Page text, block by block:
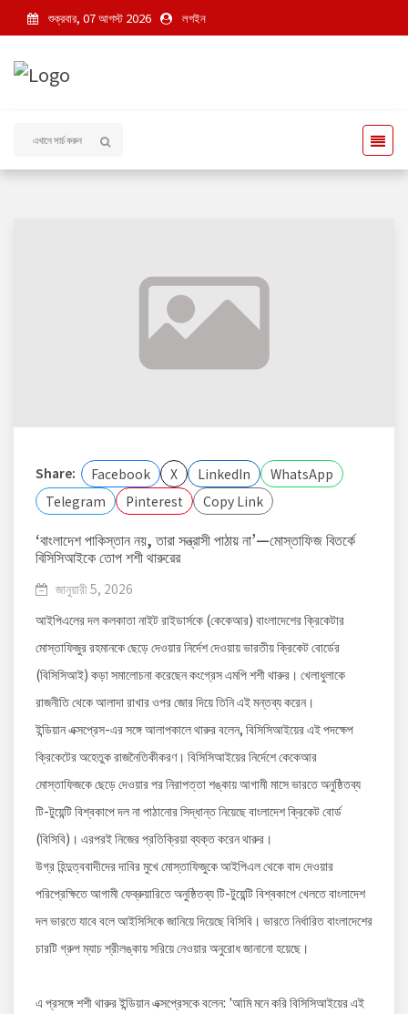
শুক্রবার, 07 আগস্ট 2026 লগইন
Share: Facebook X LinkedIn
WhatsApp
Telegram
Pinterest Copy Link
‘বাংলাদেশ পাকিস্তান নয়, তারা সন্ত্রাসী পাঠায় না’—মোস্তাফিজ বিতর্কে
বিসিসিআইকে তোপ শশী থারুরের
জানুয়ারী 5, 2026
আইপিএলের দল কলকাতা নাইট রাইডার্সকে (কেকেআর) বাংলাদেশের ক্রিকেটার
মোস্তাফিজুর রহমানকে ছেড়ে দেওয়ার নির্দেশ দেওয়ায় ভারতীয় ক্রিকেট বোর্ডের
(বিসিসিআই) কড়া সমালোচনা করেছেন কংগ্রেস এমপি শশী থারুর। খেলাধুলাকে
রাজনীতি থেকে আলাদা রাখার ওপর জোর দিয়ে তিনি এই মন্তব্য করেন।
ইন্ডিয়ান এক্সপ্রেস-এর সঙ্গে আলাপকালে থারুর বলেন, বিসিসিআইয়ের এই পদক্ষেপ
ক্রিকেটের অহেতুক রাজনৈতিকীকরণ। বিসিসিআইয়ের নির্দেশে কেকেআর
মোস্তাফিজকে ছেড়ে দেওয়ার পর নিরাপত্তা শঙ্কায় আগামী মাসে ভারতে অনুষ্ঠিতব্য
টি-টুয়েন্টি বিশ্বকাপে দল না পাঠানোর সিদ্ধান্ত নিয়েছে বাংলাদেশ ক্রিকেট বোর্ড
(বিসিবি)। এরপরই নিজের প্রতিক্রিয়া ব্যক্ত করেন থারুর।
উগ্র হিন্দুত্ববাদীদের দাবির মুখে মোস্তাফিজুকে আইপিএল থেকে বাদ দেওয়ার
পরিপ্রেক্ষিতে আগামী ফেব্রুয়ারিতে অনুষ্ঠিতব্য টি-টুয়েন্টি বিশ্বকাপে খেলতে বাংলাদেশ
দল ভারতে যাবে বলে আইসিসিকে জানিয়ে দিয়েছে বিসিবি। ভারতে নির্ধারিত বাংলাদেশের
চারটি গ্রুপ ম্যাচ শ্রীলঙ্কায় সরিয়ে নেওয়ার অনুরোধ জানানো হয়েছে।
এ প্রসঙ্গে শশী থারুর ইন্ডিয়ান এক্সপ্রেসকে বলেন: 'আমি মনে করি বিসিসিআইয়ের এই